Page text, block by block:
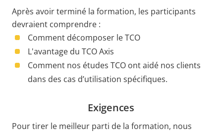
Après avoir terminé la formation, les participants
devraient comprendre :
Comment décomposer le TCO
L'avantage du TCO Axis
Comment nos études TCO ont aidé nos clients
dans des cas d’utilisation spécifiques.
Exigences
Pour tirer le meilleur parti de la formation, nous